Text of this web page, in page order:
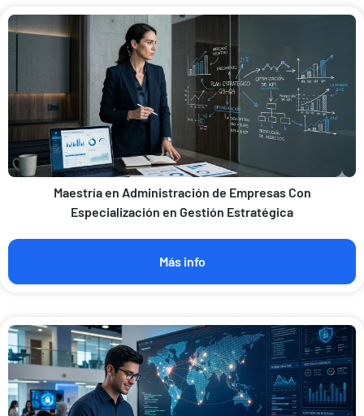
Maestría en Administración de Empresas Con
Especialización en Gestión Estratégica
Más info